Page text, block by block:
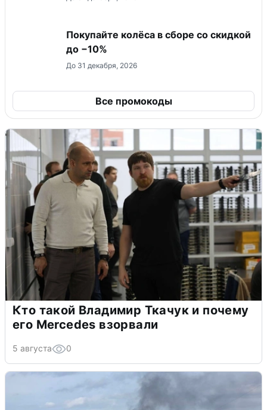
Покупайте колёса в сборе со скидкой
до −10%
До 31 декабря, 2026
Все промокоды
Кто такой Владимир Ткачук и почему
его Mercedes взорвали
5 августа 0